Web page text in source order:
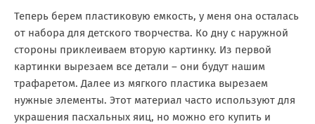
Теперь берем пластиковую емкость, у меня она осталась
от набора для детского творчества. Ко дну с наружной
стороны приклеиваем вторую картинку. Из первой
картинки вырезаем все детали – они будут нашим
трафаретом. Далее из мягкого пластика вырезаем
нужные элементы. Этот материал часто используют для
украшения пасхальных яиц, но можно его купить и